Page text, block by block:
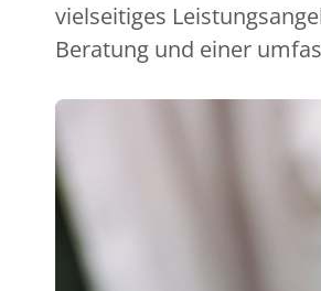
vielseitiges
Beratung und einer